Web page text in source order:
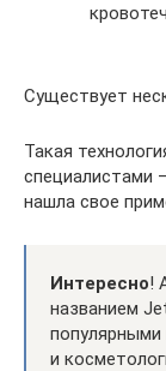
Существует
Такая
специалистами
нашла свое
Интересно!
названием
популярными
и